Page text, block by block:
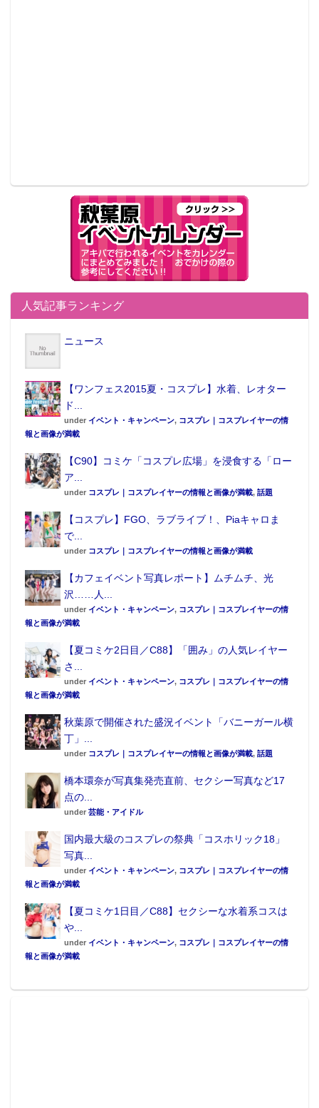
人気記事ランキング
ニュース
【ワンフェス2015夏・コスプレ】水着、レオター
ド...
under イベント・キャンペーン, コスプレ｜コスプレイヤーの情
報と画像が満載
【C90】コミケ「コスプレ広場」を浸食する「ロー
ア...
under コスプレ｜コスプレイヤーの情報と画像が満載, 話題
【コスプレ】FGO、ラブライブ！、Piaキャロま
で...
under コスプレ｜コスプレイヤーの情報と画像が満載
【カフェイベント写真レポート】ムチムチ、光
沢……人...
under イベント・キャンペーン, コスプレ｜コスプレイヤーの情
報と画像が満載
【夏コミケ2日目／C88】「囲み」の人気レイヤー
さ...
under イベント・キャンペーン, コスプレ｜コスプレイヤーの情
報と画像が満載
秋葉原で開催された盛況イベント「バニーガール横
丁」...
under コスプレ｜コスプレイヤーの情報と画像が満載, 話題
橋本環奈が写真集発売直前、セクシー写真など17
点の...
under 芸能・アイドル
国内最大級のコスプレの祭典「コスホリック18」
写真...
under イベント・キャンペーン, コスプレ｜コスプレイヤーの情
報と画像が満載
【夏コミケ1日目／C88】セクシーな水着系コスは
や...
under イベント・キャンペーン, コスプレ｜コスプレイヤーの情
報と画像が満載